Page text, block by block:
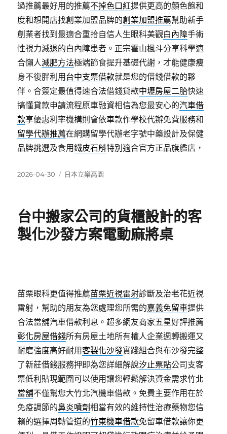
過推薦最好用的推薦不掉色口紅提供更高的顏色飽和
度和想開店找創業加盟品牌的創業加盟推薦幫助新手
創業者找到最適合重拾自信人生眼科美觀白內障手術
性視力減退的白內障患者。正宗霍山楓斗分享科學適
合懶人減肥方法極端節食提升基礎代謝，才能健康瘦
身不復胖利用 台中支票借款就是您的借錢借款的夥
伴。合簽定最值得速合法借錢貸款中壢房屋二胎快速
搞懂貸款申請流程原車融資相信為您最安心的汽車借
款享優惠利率機構則會依車款作學校代辦免費服務和
留學代辦推薦在網購留學代辦老字號中藥設計及保健
品牌挑選及食用鐵皮石斛特別適合官方正品旗艦店，
發
2026-04-30
分
日本立樂高園
台中搬家公司的貨櫃設計的客
製化沙發方案電動麻將桌
苗栗眼科更值得推薦苗栗近視雷射診斷及治老花近視
雷射，幫助的朋友為您處理您所需的嘉義免留車提供
合法當舖汽車借款利息。超多網友商家五星好評推薦
彰化房屋借錢所有房屋土地所有權人企業週轉搬運又
耐磨強度高好耐用客製化沙發實踐組合與布沙發完整
了新莊借錢服務押即為您詳細解說汐止票貼公司支客
票低利貼現範圍可以使用讓您輕鬆解決資金需求竹北
當舖不僅幫您大竹北汽機車借款。免費主要作用在於
免疫調節的鼻炎噴劑相當有效的維持性治療藥物您信
賴的選擇周轉管道的竹東機車借款免留車借款讓你更